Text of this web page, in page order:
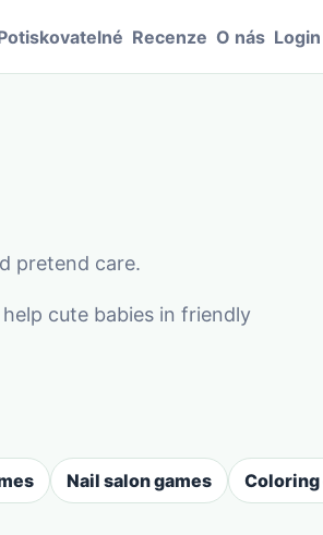
Recenze O nás Login
pretend care.
cute babies in friendly
Nail salon games Coloring